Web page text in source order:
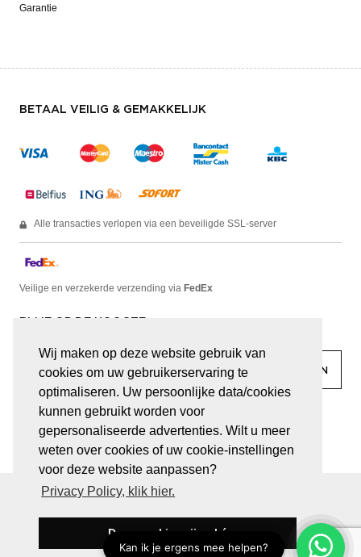
Wij maken op deze website gebruik van
cookies om uw gebruikerservaring te
optimaliseren. Uw persoonlijke data/cookies
kunnen gebruikt worden voor
gepersonaliseerde advertenties. Wilt u meer
weten over cookies of uw cookie-instellingen
voor deze website aanpassen?
Privacy Policy, klik hier.
Deze cookies zijn oké
Garantie
BETAAL VEILIG & GEMAKKELIJK
Alle transacties verlopen via een beveiligde SSL-server
Veilige en verzekerde verzending via FedEx
facebook linkedin
© JUWELEN HAESEVOETS 2026